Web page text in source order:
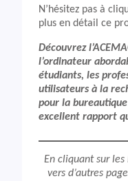
N’hésitez pas à
plus en détail ce
Découvrez
l’ordinateur
étudiants, les
utilisateurs à la
pour la
excellent rapport
En cliquant sur
vers d’autres